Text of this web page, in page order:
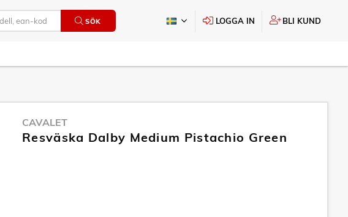
SÖK LOGGA IN BLI KUND
CAVALET
Resväska Dalby Medium Pistachio Green